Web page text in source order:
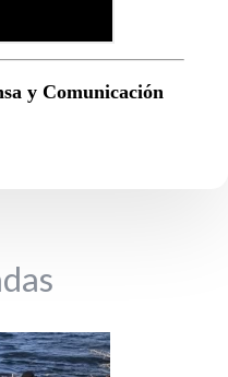
y Comunicación